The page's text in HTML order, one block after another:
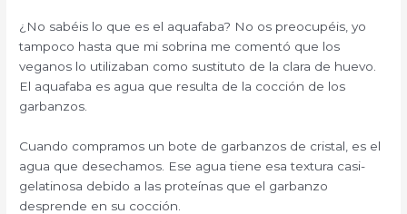
¿No sabéis lo que es el aquafaba? No os preocupéis, yo
tampoco hasta que mi sobrina me comentó que los
veganos lo utilizaban como sustituto de la clara de huevo.
El aquafaba es agua que resulta de la cocción de los
garbanzos.
Cuando compramos un bote de garbanzos de cristal, es el
agua que desechamos. Ese agua tiene esa textura casi-
gelatinosa debido a las proteínas que el garbanzo
desprende en su cocción.